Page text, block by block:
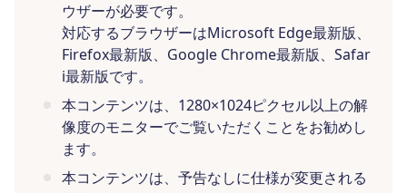
ウザーが必要です。
対応するブラウザーはMicrosoft Edge最新版、
Firefox最新版、Google Chrome最新版、Safar
i最新版です。
本コンテンツは、1280×1024ピクセル以上の解
像度のモニターでご覧いただくことをお勧めし
ます。
本コンテンツは、予告なしに仕様が変更される